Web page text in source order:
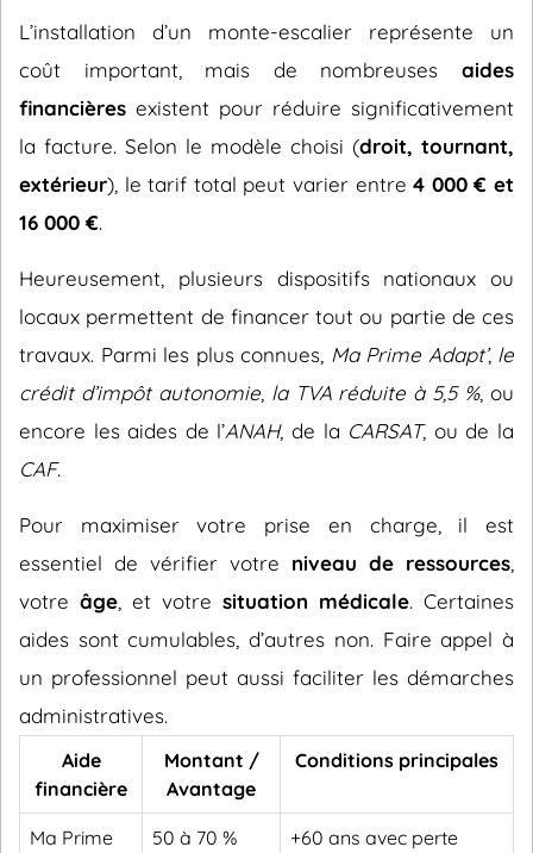
L’installation d’un monte-escalier représente un
coût important, mais de nombreuses aides
financières existent pour réduire significativement
la facture. Selon le modèle choisi (droit, tournant,
extérieur), le tarif total peut varier entre4 000 € et
16 000 €.
Heureusement, plusieurs dispositifs nationaux ou
locaux permettent de financer tout ou partie de ces
travaux. Parmi les plus connues, Ma Prime Adapt’, le
crédit d’impôt autonomie, la TVA réduite à 5,5 %, ou
encore les aides de l’ANAH, de la CARSAT, ou de la
CAF.
Pour maximiser votre prise en charge, il est
essentiel de vérifier votre niveau de ressources
votre âge , et votre situation médicale. Certaines
aides sont cumulables, d’autres non. Faire appel à
un professionnel peut aussi faciliter les démarches
administratives.
Aide
financière
Montant /
Avantage
Conditions principales
Ma Prime
50 à 70 %
+60 ans avec perte